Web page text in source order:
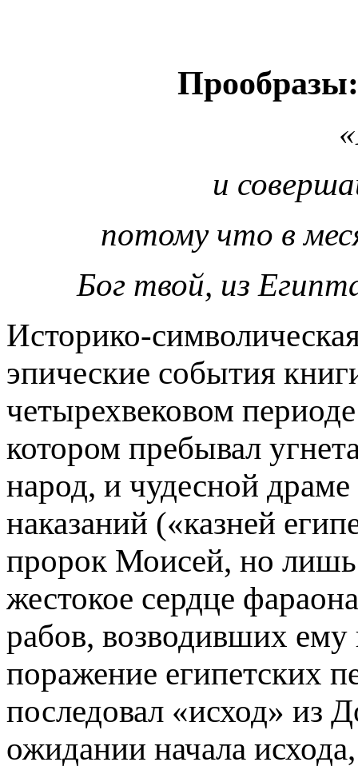
и
потому что в
Бог твой, из
Историко-
эпи­ческие события
четырехве­ковом
котором пребывал
народ, и чудесной драме
наказаний («казней
пророк Моисей, но лишь
жестокое сердце
рабов, возводивших
пораже­ние египетских
последовал «исход» из
ожидании начала